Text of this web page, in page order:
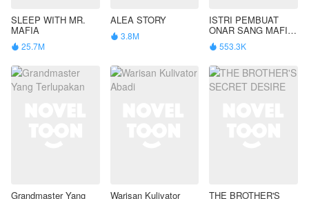
SLEEP WITH MR.
MAFIA
 25.7M
ALEA STORY
 3.8M
ISTRI PEMBUAT
ONAR SANG MAFIA
KEJAM
 553.3K
Grandmaster Yang Warisan Kulivator THE BROTHER'S